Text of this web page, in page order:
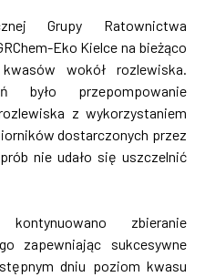
Grupy Ratownictwa
Eko Kielce na bieżąco
wokół rozlewiska.
było przepompowanie
z wykorzystaniem
dostarczonych przez
nie udało się uszczelnić
zbieranie
zapewniając sukcesywne
dniu poziom kwasu